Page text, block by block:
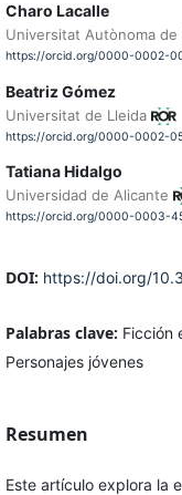
Charo Lacalle
Universitat Autònoma de
https://orcid.org/0000-0002-
Beatriz Gómez
Universitat de Lleida
https://orcid.org/0000-0002-
Tatiana Hidalgo
Universidad de Alicante
https://orcid.org/0000-0003-
DOI: https://doi.org/
Palabras clave: Ficción
Personajes jóvenes
Resumen
Este artículo explora la